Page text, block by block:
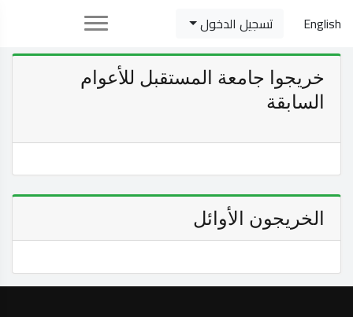
تسجيل الدخول English
خريجوا جامعة المستقبل للأعوام
السابقة
الخريجون الأوائل